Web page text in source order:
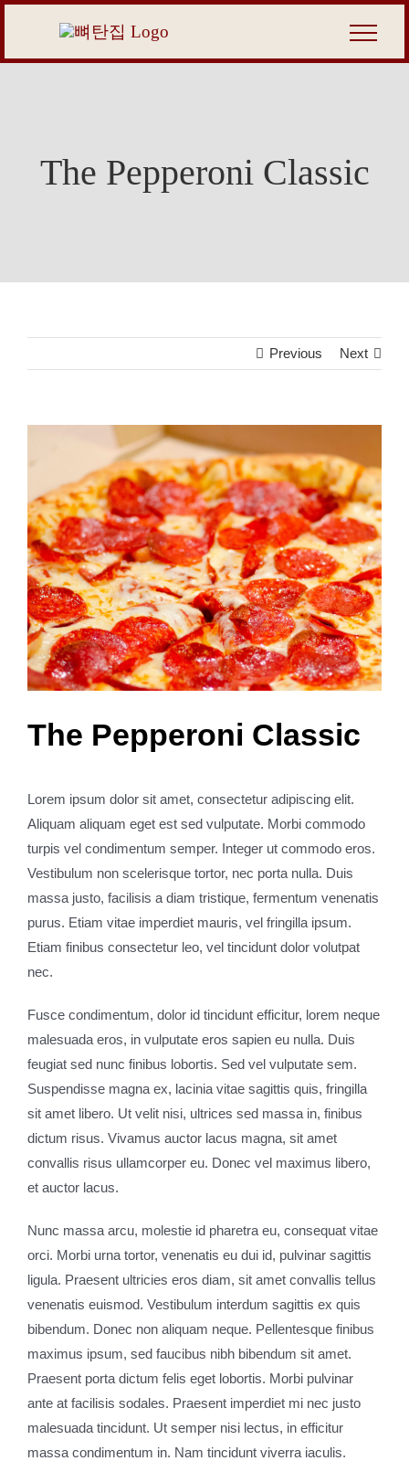
content
The Pepperoni Classic
Previous Next
Larger
Image
The Pepperoni Classic
Lorem ipsum dolor sit amet, consectetur adipiscing elit.
Aliquam aliquam eget est sed vulputate. Morbi commodo
turpis vel condimentum semper. Integer ut commodo eros.
Vestibulum non scelerisque tortor, nec porta nulla. Duis
massa justo, facilisis a diam tristique, fermentum venenatis
purus. Etiam vitae imperdiet mauris, vel fringilla ipsum.
Etiam finibus consectetur leo, vel tincidunt dolor volutpat
nec.
Fusce condimentum, dolor id tincidunt efficitur, lorem neque
malesuada eros, in vulputate eros sapien eu nulla. Duis
feugiat sed nunc finibus lobortis. Sed vel vulputate sem.
Suspendisse magna ex, lacinia vitae sagittis quis, fringilla
sit amet libero. Ut velit nisi, ultrices sed massa in, finibus
dictum risus. Vivamus auctor lacus magna, sit amet
convallis risus ullamcorper eu. Donec vel maximus libero,
et auctor lacus.
Nunc massa arcu, molestie id pharetra eu, consequat vitae
orci. Morbi urna tortor, venenatis eu dui id, pulvinar sagittis
ligula. Praesent ultricies eros diam, sit amet convallis tellus
venenatis euismod. Vestibulum interdum sagittis ex quis
bibendum. Donec non aliquam neque. Pellentesque finibus
maximus ipsum, sed faucibus nibh bibendum sit amet.
Praesent porta dictum felis eget lobortis. Morbi pulvinar
ante at facilisis sodales. Praesent imperdiet mi nec justo
malesuada tincidunt. Ut semper nisi lectus, in efficitur
massa condimentum in. Nam tincidunt viverra iaculis.